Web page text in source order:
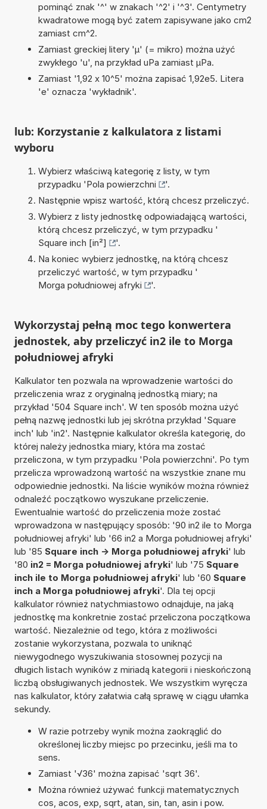
pominąć znak '^' w znakach '^2' i '^3'. Centymetry
kwadratowe mogą być zatem zapisywane jako cm2
zamiast cm^2.
Zamiast greckiej litery 'µ' (= mikro) można użyć
zwykłego 'u', na przykład uPa zamiast µPa.
Zamiast '1,92 x 10^5' można zapisać 1,92e5. Litera
'e' oznacza 'wykładnik'.
lub: Korzystanie z kalkulatora z listami
wyboru
Wybierz właściwą kategorię z listy, w tym
przypadku 'Pola powierzchni
'.
Następnie wpisz wartość, którą chcesz przeliczyć.
Wybierz z listy jednostkę odpowiadającą wartości,
którą chcesz przeliczyć, w tym przypadku '
Square inch [in²]
'.
Na koniec wybierz jednostkę, na którą chcesz
przeliczyć wartość, w tym przypadku '
Morga południowej afryki
'.
Wykorzystaj pełną moc tego konwertera
jednostek, aby przeliczyć in2 ile to Morga
południowej afryki
Kalkulator ten pozwala na wprowadzenie wartości do
przeliczenia wraz z oryginalną jednostką miary; na
przykład '504 Square inch'. W ten sposób można użyć
pełną nazwę jednostki lub jej skrótna przykład 'Square
inch' lub 'in2'. Następnie kalkulator określa kategorię, do
której należy jednostka miary, która ma zostać
przeliczona, w tym przypadku 'Pola powierzchni'. Po tym
przelicza wprowadzoną wartość na wszystkie znane mu
odpowiednie jednostki. Na liście wyników można również
odnaleźć początkowo wyszukane przeliczenie.
Ewentualnie wartość do przeliczenia może zostać
wprowadzona w następujący sposób: '90 in2 ile to Morga
południowej afryki' lub '66 in2 a Morga południowej afryki'
lub '85 Square inch -> Morga południowej afryki' lub
'80 in2 = Morga południowej afryki' lub '75 Square
inch ile to Morga południowej afryki' lub '60 Square
inch a Morga południowej afryki'. Dla tej opcji
kalkulator również natychmiastowo odnajduje, na jaką
jednostkę ma konkretnie zostać przeliczona początkowa
wartość. Niezależnie od tego, która z możliwości
zostanie wykorzystana, pozwala to uniknąć
niewygodnego wyszukiwania stosownej pozycji na
długich listach wyników z miriadą kategorii i nieskończoną
liczbą obsługiwanych jednostek. We wszystkim wyręcza
nas kalkulator, który załatwia całą sprawę w ciągu ułamka
sekundy.
W razie potrzeby wynik można zaokrąglić do
określonej liczby miejsc po przecinku, jeśli ma to
sens.
Zamiast '√36' można zapisać 'sqrt 36'.
Można również używać funkcji matematycznych
cos, acos, exp, sqrt, atan, sin, tan, asin i pow.